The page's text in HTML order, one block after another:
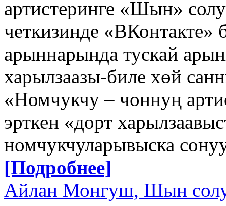
артистеринге «Шын»
четкизинде «ВКонтакте»
арыннарында тускай
харылзаазы-биле хөй
«Номчукчу – чоннуң
эрткен «дорт
номчукчуларывыска
[Подробнее]
Айлан Монгуш, Шын